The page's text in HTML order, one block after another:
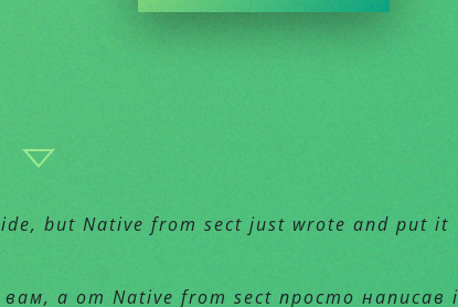
but Native from sect just wrote and put it
а от Native from sect просто написав і